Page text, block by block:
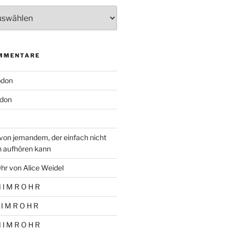
jemandem, der einfach nicht
aufhören kann
von Alice Weidel
I M R O H R
M R O H R
I M R O H R